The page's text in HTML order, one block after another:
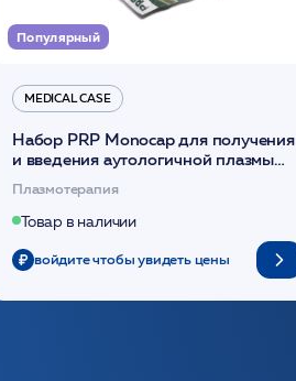
Популярный
MEDICAL CASE
Набор PRP Monocap для получения
и введения аутологичной плазмы
(саше 1шт)/Medical Case
Плазмотерапия
Товар в наличии
войдите чтобы увидеть цены